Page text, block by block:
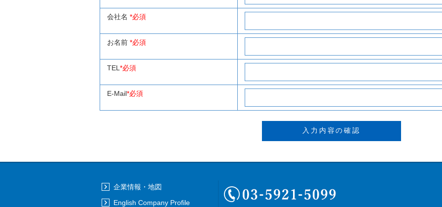
会社名 *必須
お名前 *必須
TEL *必須
E-Mail*必須
企業情報・地図
English Company Profile